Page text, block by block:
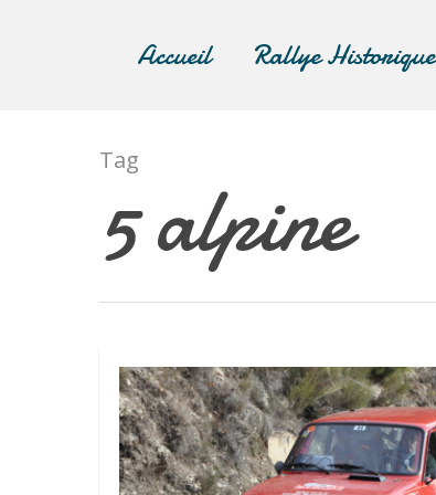
Accueil Rallye Historique
Tag
5 alpine